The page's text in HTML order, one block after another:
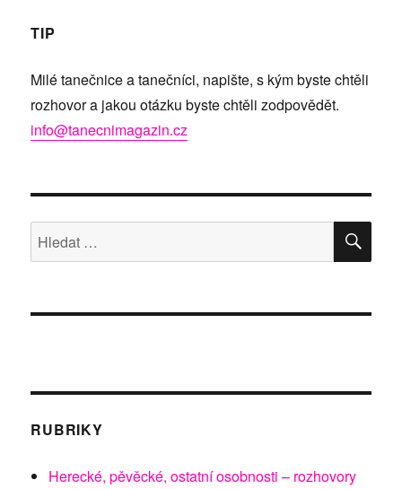
TIP
Milé tanečnice a tanečníci, napište, s kým byste chtěli
rozhovor a jakou otázku byste chtěli zodpovědět.
info@tanecnimagazin.cz
Hledat:
RUBRIKY
Herecké, pěvěcké, ostatní osobnosti – rozhovory